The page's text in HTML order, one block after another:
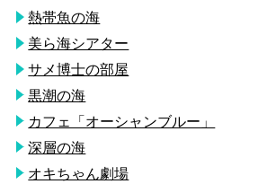
熱帯魚の海
美ら海シアター
サメ博士の部屋
黒潮の海
カフェ「オーシャンブルー」
深層の海
オキちゃん劇場